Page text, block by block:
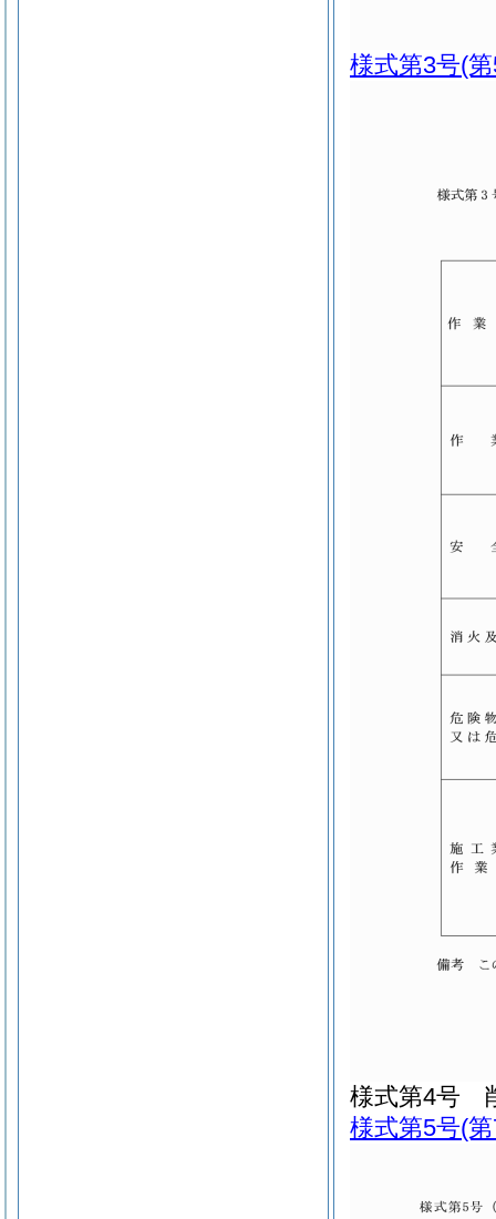
様式第3号(
様式第4号
様式第5号(